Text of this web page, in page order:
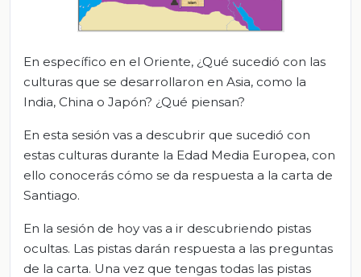
En específico en el Oriente, ¿Qué sucedió con las
culturas que se desarrollaron en Asia, como la
India, China o Japón? ¿Qué piensan?
En esta sesión vas a descubrir que sucedió con
estas culturas durante la Edad Media Europea, con
ello conocerás cómo se da respuesta a la carta de
Santiago.
En la sesión de hoy vas a ir descubriendo pistas
ocultas. Las pistas darán respuesta a las preguntas
de la carta. Una vez que tengas todas las pistas